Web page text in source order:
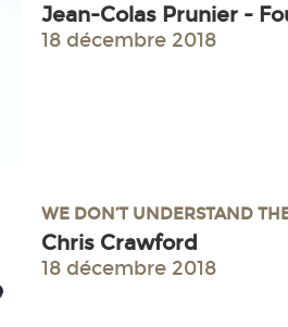
Jean-Colas Prunier -
18 décembre 2018
WE DON’T UNDERSTAND
Chris Crawford
18 décembre 2018